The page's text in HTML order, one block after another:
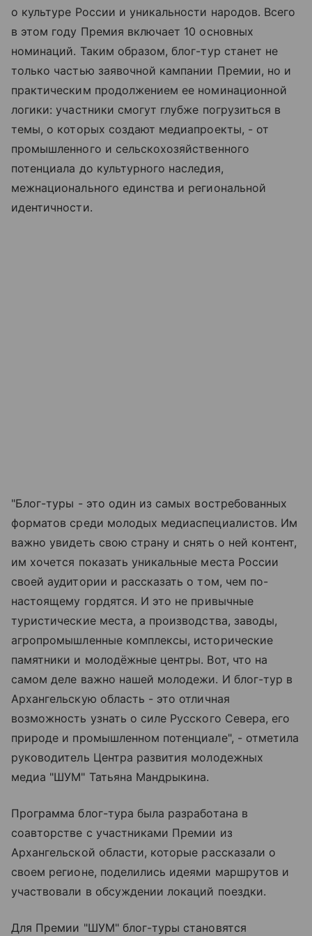
о культуре России и уникальности народов. Всего
в этом году Премия включает 10 основных
номинаций. Таким образом, блог-тур станет не
только частью заявочной кампании Премии, но и
практическим продолжением ее номинационной
логики: участники смогут глубже погрузиться в
темы, о которых создают медиапроекты, - от
промышленного и сельскохозяйственного
потенциала до культурного наследия,
межнационального единства и региональной
идентичности.
"Блог-туры - это один из самых востребованных
форматов среди молодых медиаспециалистов. Им
важно увидеть свою страну и снять о ней контент,
им хочется показать уникальные места России
своей аудитории и рассказать о том, чем по-
настоящему гордятся. И это не привычные
туристические места, а производства, заводы,
агропромышленные комплексы, исторические
памятники и молодёжные центры. Вот, что на
самом деле важно нашей молодежи. И блог-тур в
Архангельскую область - это отличная
возможность узнать о силе Русского Севера, его
природе и промышленном потенциале", - отметила
руководитель Центра развития молодежных
медиа "ШУМ" Татьяна Мандрыкина.
Программа блог-тура была разработана в
соавторстве с участниками Премии из
Архангельской области, которые рассказали о
своем регионе, поделились идеями маршрутов и
участвовали в обсуждении локаций поездки.
Для Премии "ШУМ" блог-туры становятся